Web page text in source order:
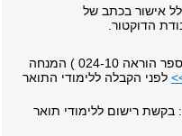
אישור בכתב של
הדוקטור.
עפ"י הוראות האוניברסיטה לניגוד עניינים במחקר (מספר הוראה 024-10 ) המנחה
לפני הקבלה ללימודי התואר
בקשת רישום ללימודי תואר